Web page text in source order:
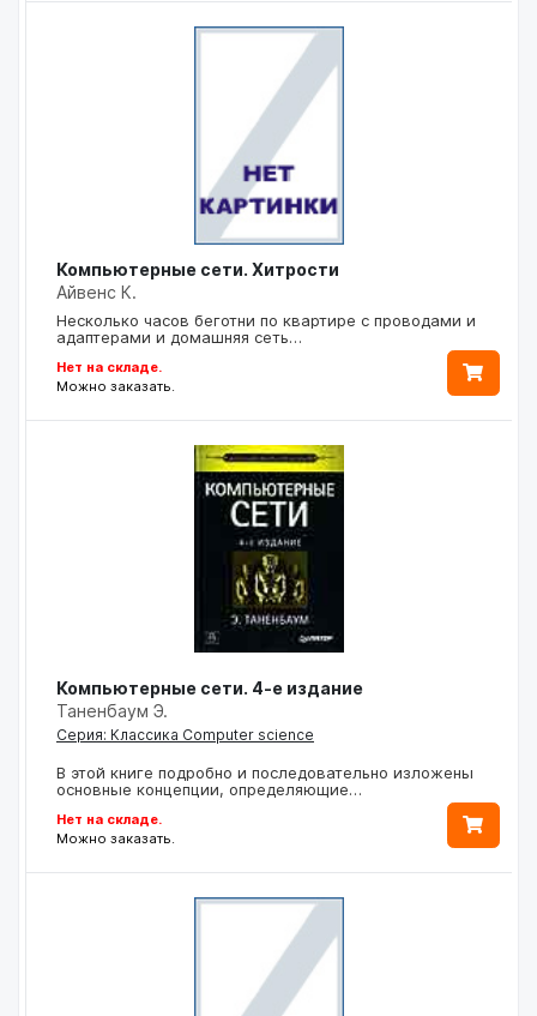
Компьютерные сети. Хитрости
Айвенс К.
Несколько часов беготни по квартире с проводами и
адаптерами и домашняя сеть…
Нет на складе.
Можно заказать.
Компьютерные сети. 4-е издание
Таненбаум Э.
Серия: Классика Computer science
В этой книге подробно и последовательно изложены
основные концепции, определяющие…
Нет на складе.
Можно заказать.